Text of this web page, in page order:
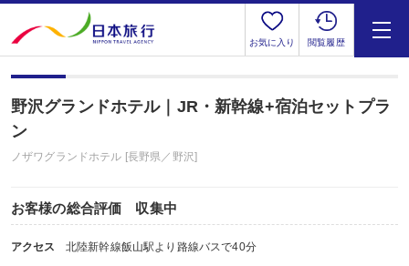
お気に入り 閲覧履歴
野沢グランドホテル｜JR・新幹線+宿泊セットプラ
ン
ノザワグランドホテル [長野県／野沢]
お客様の総合評価 収集中
アクセス 北陸新幹線飯山駅より路線バスで40分